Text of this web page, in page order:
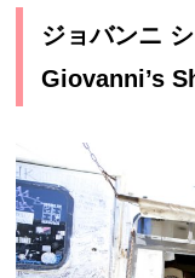
ジョバンニ
Giovanni’s